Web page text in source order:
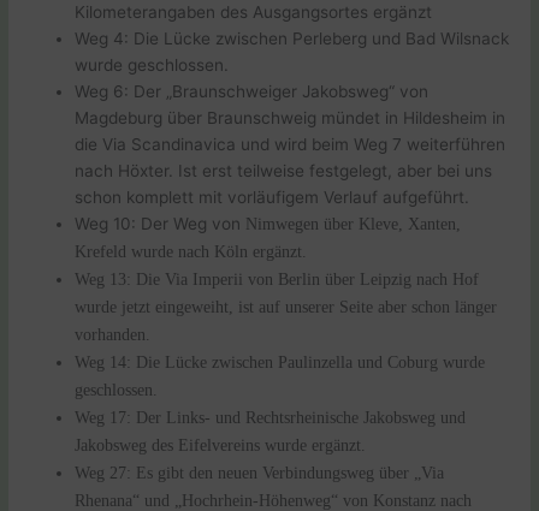
Kilometerangaben des Ausgangsortes ergänzt
Weg 4: Die Lücke zwischen Perleberg und Bad Wilsnack
wurde geschlossen.
Weg 6: Der „Braunschweiger Jakobsweg“ von
Magdeburg über Braunschweig mündet in Hildesheim in
die Via Scandinavica und wird beim Weg 7 weiterführen
nach Höxter. Ist erst teilweise festgelegt, aber bei uns
schon komplett mit vorläufigem Verlauf aufgeführt.
Weg 10: Der Weg von Nimwegen über Kleve, Xanten,
Krefeld wurde nach Köln ergänzt.
Weg 13: Die Via Imperii von Berlin über Leipzig nach Hof
wurde jetzt eingeweiht, ist auf unserer Seite aber schon länger
vorhanden.
Weg 14: Die Lücke zwischen Paulinzella und Coburg wurde
geschlossen.
Weg 17: Der Links- und Rechtsrheinische Jakobsweg und
Jakobsweg des Eifelvereins wurde ergänzt.
Weg 27: Es gibt den neuen Verbindungsweg über „Via
Rhenana“ und „Hochrhein-Höhenweg“ von Konstanz nach